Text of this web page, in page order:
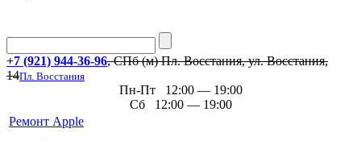
+7 (921) 944-36-96, СПб (м) Пл. Восстания, ул. Восстания,
14Пл. Восстания
Пн-Пт 12:00 — 19:00
Сб 12:00 — 19:00
Ремонт Apple